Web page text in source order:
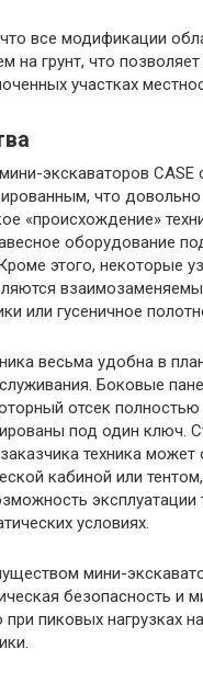
все модификации
на грунт, что
участках
экскаваторов CASE
что довольно
«происхождение»
оборудование
этого, некоторые
или гусеничное
весьма удобна в
Боковые
отсек полностью
под один ключ.
техника может
кабиной или
эксплуатации
условиях.
мини-
безопасность и
пиковых нагрузках